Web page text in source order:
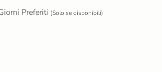
Preferiti (Solo se disponibili)